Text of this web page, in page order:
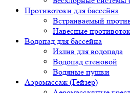
Противотоки для бассейна
Встраиваемый
Навесные
Водопад для бассейна
Излив для водопада
Водопад стеновой
Водяные пушки
Аэромассаж (Гейзер)